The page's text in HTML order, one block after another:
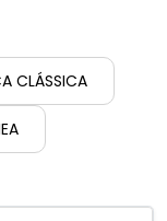
CLÁSSICA